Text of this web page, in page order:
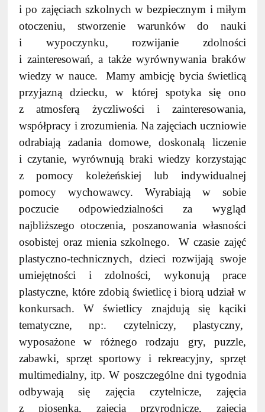
i po zajęciach szkolnych w bezpiecznym i miłym
otoczeniu, stworzenie warunków do nauki
i wypoczynku, rozwijanie zdolności
i zainteresowań, a także wyrównywania braków
wiedzy w nauce. Mamy ambicję bycia świetlicą
przyjazną dziecku, w której spotyka się ono
z atmosferą życzliwości i zainteresowania,
współpracy i zrozumienia. Na zajęciach uczniowie
odrabiają zadania domowe, doskonalą liczenie
i czytanie, wyrównują braki wiedzy korzystając
z pomocy koleżeńskiej lub indywidualnej
pomocy wychowawcy. Wyrabiają w sobie
poczucie odpowiedzialności za wygląd
najbliższego otoczenia, poszanowania własności
osobistej oraz mienia szkolnego. W czasie zajęć
plastyczno-technicznych, dzieci rozwijają swoje
umiejętności i zdolności, wykonują prace
plastyczne, które zdobią świetlicę i biorą udział w
konkursach. W świetlicy znajdują się kąciki
tematyczne, np:. czytelniczy, plastyczny,
wyposażone w różnego rodzaju gry, puzzle,
zabawki, sprzęt sportowy i rekreacyjny, sprzęt
multimedialny, itp. W poszczególne dni tygodnia
odbywają się zajęcia czytelnicze, zajęcia
z piosenką, zajęcia przyrodnicze, zajęcia